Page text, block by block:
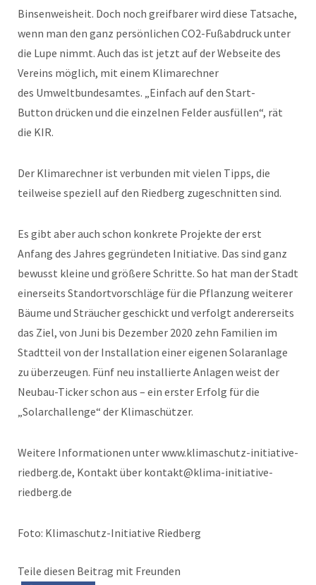
Binsenweisheit. Doch noch greifbarer wird diese Tatsache,
wenn man den ganz persönlichen CO2-Fußabdruck unter
die Lupe nimmt. Auch das ist jetzt auf der Webseite des
Vereins möglich, mit einem Klimarechner
des Umweltbundesamtes. „Einfach auf den Start-
Button drücken und die einzelnen Felder ausfüllen“, rät
die KIR.
Der Klimarechner ist verbunden mit vielen Tipps, die
teilweise speziell auf den Riedberg zugeschnitten sind.
Es gibt aber auch schon konkrete Projekte der erst
Anfang des Jahres gegründeten Initiative. Das sind ganz
bewusst kleine und größere Schritte. So hat man der Stadt
einerseits Standortvorschläge für die Pflanzung weiterer
Bäume und Sträucher geschickt und verfolgt andererseits
das Ziel, von Juni bis Dezember 2020 zehn Familien im
Stadtteil von der Installation einer eigenen Solaranlage
zu überzeugen. Fünf neu installierte Anlagen weist der
Neubau-Ticker schon aus – ein erster Erfolg für die
„Solarchallenge“ der Klimaschützer.
Weitere Informationen unter www.klimaschutz-initiative-
riedberg.de, Kontakt über kontakt@klima-initiative-
riedberg.de
Foto: Klimaschutz-Initiative Riedberg
Teile diesen Beitrag mit Freunden